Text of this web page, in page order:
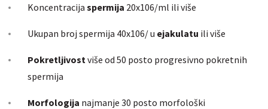
Koncentracija spermija 20x106/ml ili više
Ukupan broj spermija 40x106/ u ejakulatu ili više
Pokretljivost više od 50 posto progresivno pokretnih
spermija
Morfologija najmanje 30 posto morfološki